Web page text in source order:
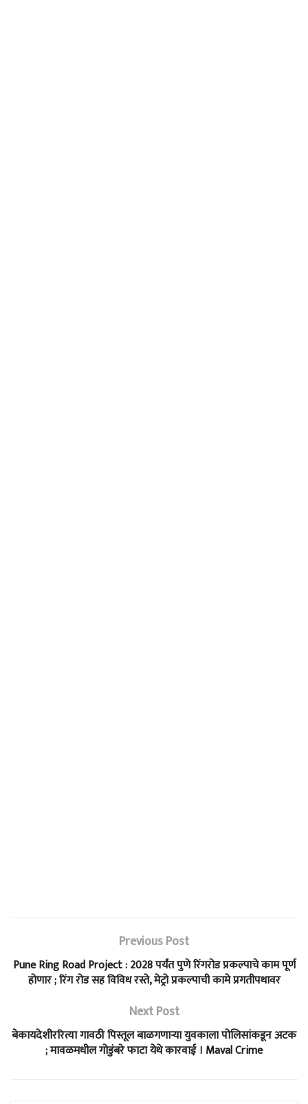
Previous Post
Pune Ring Road Project : 2028 पर्यंत पुणे रिंगरोड प्रकल्पाचे काम पूर्ण
होणार ; रिंग रोड सह विविध रस्ते, मेट्रो प्रकल्पाची कामे प्रगतीपथावर
Next Post
बेकायदेशीररित्या गावठी पिस्तूल बाळगणाऱ्या युवकाला पोलिसांकडून अटक
; मावळमधील गोडुंबरे फाटा येथे कारवाई । Maval Crime